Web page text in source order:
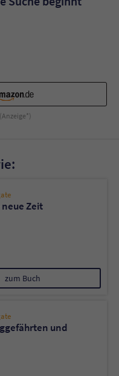
Zeit
zum Buch
und